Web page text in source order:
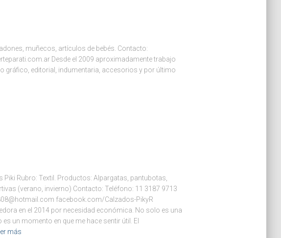
muñecos, artículos de bebés. Contacto:
Desde el 2009 aproximadamente trabajo
gráfico, editorial, indumentaria, accesorios y por último
Piki Rubro: Textil. Productos: Alpargatas, pantubotas,
(verano, invierno) Contacto: Teléfono: 11 3187 9713
facebook.com/Calzados-PikyR
en el 2014 por necesidad económica. No solo es una
un momento en que me hace sentir útil. El
más